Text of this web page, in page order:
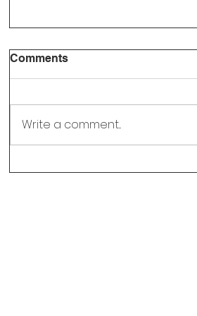
Comments
Write a comment...